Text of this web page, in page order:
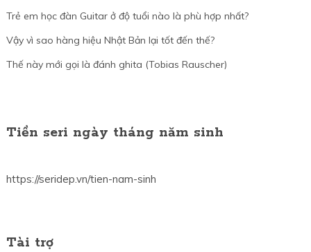
Trẻ em học đàn Guitar ở độ tuổi nào là phù hợp nhất?
Vậy vì sao hàng hiệu Nhật Bản lại tốt đến thế?
Thế này mới gọi là đánh ghita (Tobias Rauscher)
Tiền seri ngày tháng năm sinh
https://seridep.vn/tien-nam-sinh
Tài trợ